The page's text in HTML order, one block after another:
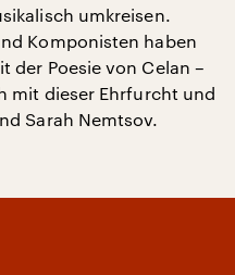
umkreisen.
Komponisten haben
der Poesie von Celan –
mit dieser Ehrfurcht und
Sarah Nemtsov.